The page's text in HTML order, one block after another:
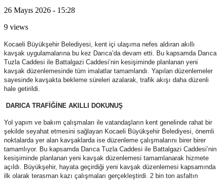
26 Mayıs 2026 - 15:28
9 views
Kocaeli Büyükşehir Belediyesi, kent içi ulaşıma nefes aldıran akıllı
kavşak uygulamalarına bu kez Darıca’da devam etti. Bu kapsamda Darıca
Tuzla Caddesi ile Battalgazi Caddesi’nin kesişiminde planlanan yeni
kavşak düzenlemesinde tüm imalatlar tamamlandı. Yapılan düzenlemeler
sayesinde kavşakta bekleme süreleri azalarak, trafik akışı daha düzenli
hale getirildi.
DARICA TRAFİĞİNE AKILLI DOKUNUŞ
Yol yapım ve bakım çalışmaları ile vatandaşların kent genelinde rahat bir
şekilde seyahat etmesini sağlayan Kocaeli Büyükşehir Belediyesi, önemli
noktalarda yer alan kavşaklarda ise düzenleme çalışmalarını birer birer
tamamlıyor. Bu kapsamda Darıca Tuzla Caddesi ile Battalgazi Caddesi’nin
kesişiminde planlanan yeni kavşak düzenlemesi tamamlanarak hizmete
açıldı. Büyükşehir, hayata geçirdiği yeni kavşak düzenlemesi kapsamında
ilk olarak terasman kazı çalışmaları gerçekleştirdi. 2 bin ton asfaltın